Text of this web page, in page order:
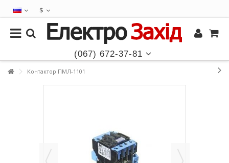
$
(067) 672-37-81
Контактор ПМЛ-1101